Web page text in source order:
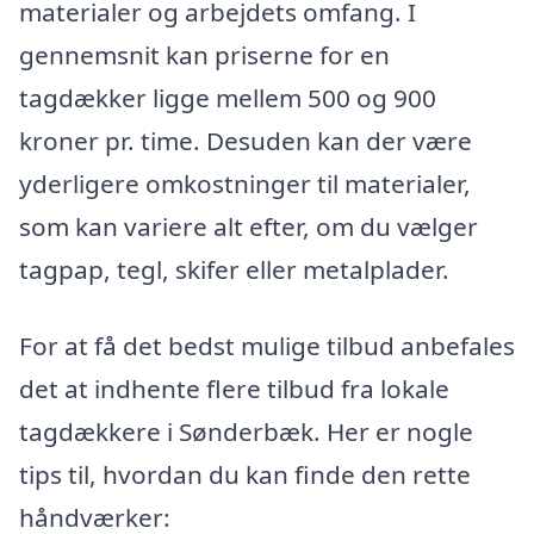
materialer og arbejdets omfang. I
gennemsnit kan priserne for en
tagdækker ligge mellem 500 og 900
kroner pr. time. Desuden kan der være
yderligere omkostninger til materialer,
som kan variere alt efter, om du vælger
tagpap, tegl, skifer eller metalplader.
For at få det bedst mulige tilbud anbefales
det at indhente flere tilbud fra lokale
tagdækkere i Sønderbæk. Her er nogle
tips til, hvordan du kan finde den rette
håndværker: